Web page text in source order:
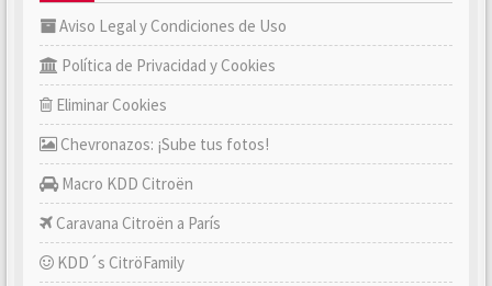
Aviso Legal y Condiciones de Uso
Política de Privacidad y Cookies
Eliminar Cookies
Chevronazos: ¡Sube tus fotos!
Macro KDD Citroën
Caravana Citroën a París
KDD´s CitröFamily